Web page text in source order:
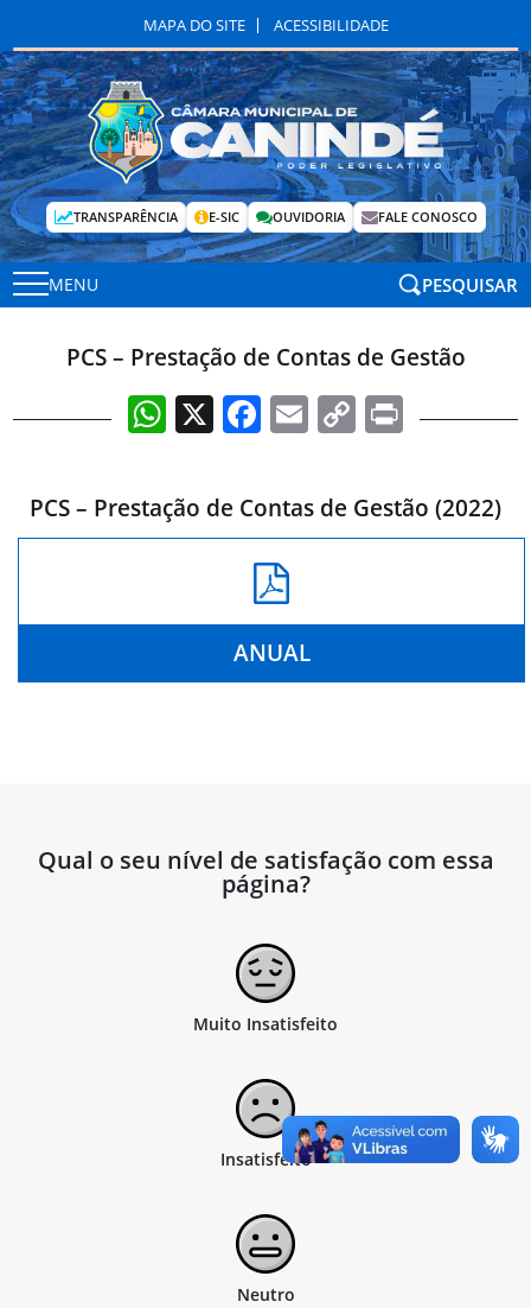
MAPA DO SITE ACESSIBILIDADE
TRANSPARÊNCIA E-SIC OUVIDORIA FALE CONOSCO
MENU PESQUISAR
PCS – Prestação de Contas de Gestão
WhatsApp
X Facebook
EmailCopyPrint
PCS – Prestação de Contas de Gestão (2022)
ANUAL
Qual o seu nível de satisfação com essa
página?